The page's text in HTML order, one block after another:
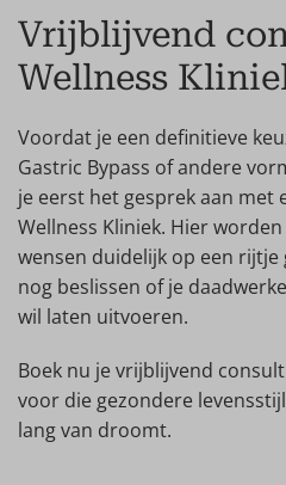
Vrijblijvend
Wellness
Voordat je een definitieve
Gastric Bypass of andere
je eerst het gesprek aan met
Wellness Kliniek. Hier
wensen duidelijk op een rijtje
nog beslissen of je
wil laten uitvoeren.
Boek nu je vrijblijvend
voor die gezondere
lang van droomt.